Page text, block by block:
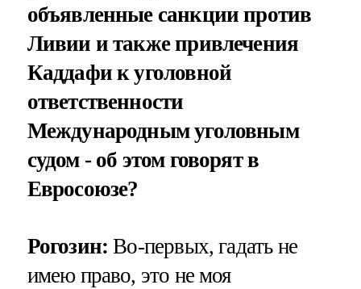
объявленные санкции против
Ливии и также привлечения
Каддафи к уголовной
ответственности
Международным уголовным
судом - об этом говорят в
Евросоюзе?
Рогозин:Во-первых, гадать не
имею право, это не моя